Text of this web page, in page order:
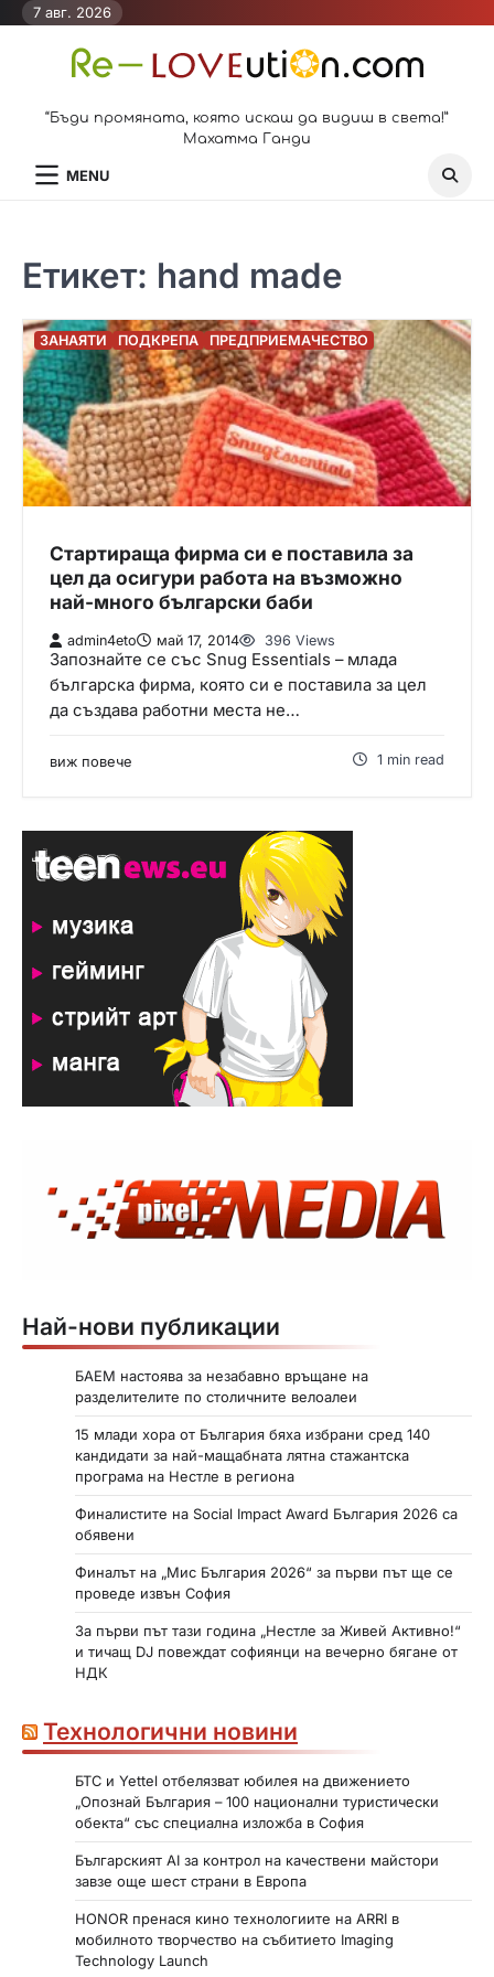
Skip7 авг. 2026
“Бъди промяната, която искаш да видиш в света!”
Махатма Ганди
MENU
Етикет: hand made
ЗАНАЯТИ ПОДКРЕПА ПРЕДПРИЕМАЧЕСТВО
Стартираща фирма си е поставила за
цел да осигури работа на възможно
най-много български баби
admin4eto май 17, 2014 396 Views
Запознайте се със Snug Essentials – млада
българска фирма, която си е поставила за цел
да създава работни места не…
виж повече 1 min read
Най-нови публикации
БАЕМ настоява за незабавно връщане на
разделителите по столичните велоалеи
15 млади хора от България бяха избрани сред 140
кандидати за най-мащабната лятна стажантска
програма на Нестле в региона
Финалистите на Social Impact Award България 2026 са
обявени
Финалът на „Мис България 2026“ за първи път ще се
проведе извън София
За първи път тази година „Нестле за Живей Активно!“
и тичащ DJ повеждат софиянци на вечерно бягане от
НДК
Технологични новини
БТС и Yettel отбелязват юбилея на движението
„Опознай България – 100 национални туристически
обекта“ със специална изложба в София
Българският AI за контрол на качествени майстори
завзе още шест страни в Европа
HONOR пренася кино технологиите на ARRI в
мобилното творчество на събитието Imaging
Technology Launch